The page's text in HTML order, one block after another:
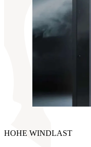
HOHE WINDLAST